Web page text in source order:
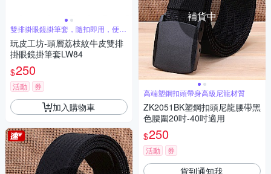
雙排掛眼鏡掛筆套，隨扣即用，便捷
出行
玩皮工坊-頭層荔枝紋牛皮雙排
掛眼鏡掛筆套LW84
$250
活動 券
加入購物車
補貨中
高端塑鋼扣頭帶身高級尼龍材質
ZK2051BK塑鋼扣頭尼龍腰帶黑
色腰圍20吋-40吋適用
$250
活動 券
貨到通知我